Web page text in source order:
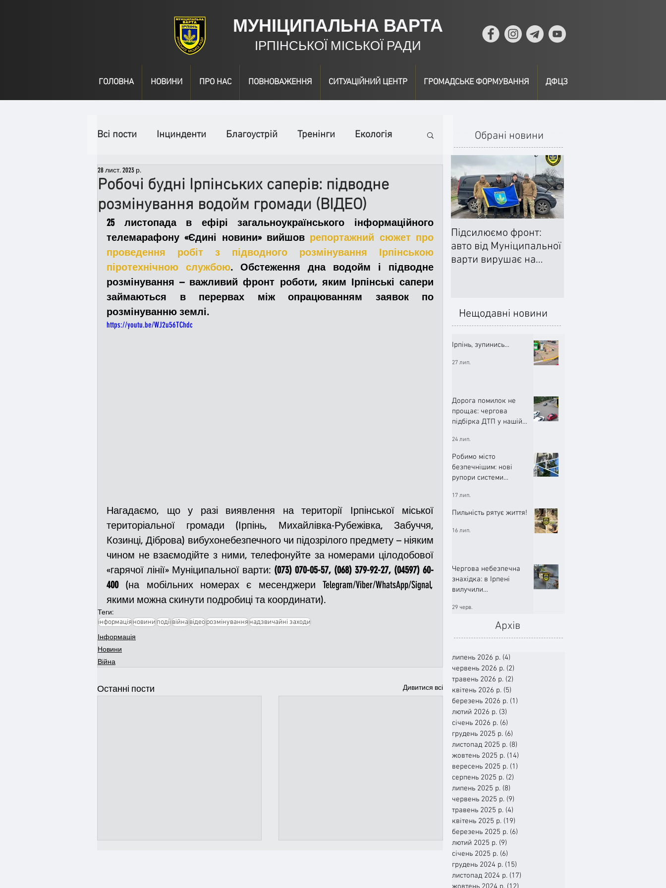
МУНІЦИПАЛЬНА ВАРТА
ІРПІНСЬКОЇ МІСЬКОЇ РАДИ
ГОЛОВНА НОВИНИ ПРО НАС ПОВНОВАЖЕННЯ СИТУАЦІЙНИЙ ЦЕНТР ГРОМАДСЬКЕ ФОРМУВАННЯ ДФЦЗ
Всі пости Інцинденти Благоустрій Тренінги Екологія
День народження
Спільні заходи Надзвичайні заходи Події Коронавірус
Медицина Новини ДТП Рятувальники Паркування
Адмінпротокол Свята Поліція Ситуаційний центр
Війна
Робочі будні Ірпінських саперів: підводне
розмінування водойм громади (ВІДЕО)
28 лист. 2023 р.
25 листопада в ефірі загальноукраїнського інформаційного
телемарафону «Єдині новини» вийшов репортажний сюжет про
проведення робіт з підводного розмінування Ірпінською
піротехнічною службою. Обстеження дна водойм і підводне
розмінування – важливий фронт роботи, яким Ірпінські сапери
займаються в перервах між опрацюванням заявок по
розмінуванню землі.
https://youtu.be/WJ2u56TChdc
Нагадаємо, що у разі виявлення на території Ірпінської міської
територіальної громади (Ірпінь, Михайлівка-Рубежівка, Забуччя,
Козинці, Діброва) вибухонебезпечного чи підозрілого предмету – ніяким
чином не взаємодійте з ними, телефонуйте за номерами цілодобової
«гарячої лінії» Муніципальної варти: (073) 070-05-57, (068) 379-92-27, (04597) 60-
400 (на мобільних номерах є месенджери Telegram/Viber/WhatsApp/Signal,
якими можна скинути подробиці та координати).
Теги:
інформаціяновиниподіївійнавідеорозмінуваннянадзвичайні заходи
Інформація
Новини
Війна
Останні пости Дивитися всі
Обрані новини
Підсилюємо фронт:
авто від Муніципальної
варти вирушає на
Нещодавні новини
Ірпінь, зупинись…
27 лип.
Дорога помилок не
прощає: чергова
підбірка ДТП у нашій
24 лип.
Робимо місто
безпечнішим: нові
рупори системи
працюють!
17 лип.
Пильність рятує життя!
16 лип.
Чергова небезпечна
знахідка: в Ірпені
вилучили
29 черв.
Архів
липень 2026 р. (4)
червень 2026 р. (2)
травень 2026 р. (2)
квітень 2026 р. (5)
березень 2026 р. (1)
лютий 2026 р. (3)
січень 2026 р. (6)
грудень 2025 р. (6)
листопад 2025 р. (8)
жовтень 2025 р. (14)
вересень 2025 р. (1)
серпень 2025 р. (2)
липень 2025 р. (8)
червень 2025 р. (9)
травень 2025 р. (4)
квітень 2025 р. (19)
березень 2025 р. (6)
лютий 2025 р. (9)
січень 2025 р. (6)
грудень 2024 р. (15)
листопад 2024 р. (17)